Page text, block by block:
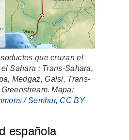
que cruzan el
Sahara : Trans-Sahara,
Medgaz, Galsi, Trans-
Mapa:
/ Semhur, CC BY-
española